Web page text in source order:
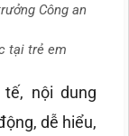
Công an
tại trẻ em
nội dung
dễ hiểu,